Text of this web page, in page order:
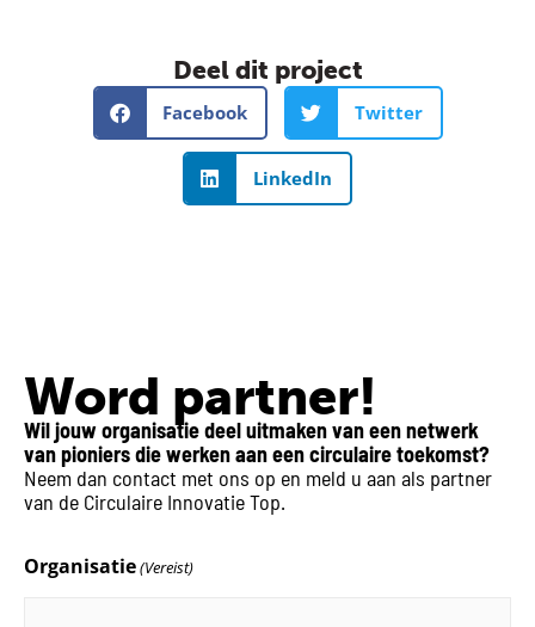
Deel dit project
Facebook Twitter
LinkedIn
Word partner!
Wil jouw organisatie deel uitmaken van een netwerk
van pioniers die werken aan een circulaire toekomst?
Neem dan contact met ons op en meld u aan als partner
van de Circulaire Innovatie Top.
Organisatie(Vereist)